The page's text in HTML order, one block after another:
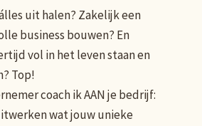
uit halen? Zakelijk een
business bouwen? En
vol in het leven staan en
Top!
coach ik AAN je bedrijf:
wat jouw unieke